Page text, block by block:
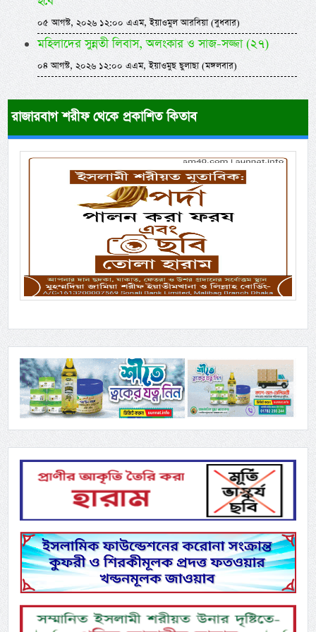
০৫ আগস্ট, ২০২৬ ১২:০০ এএম, ইয়াওমুল আরবিয়া (বুধবার)
মহিলাদের সুন্নতী লিবাস, অলংকার ও সাজ-সজ্জা (২৭)
০৪ আগস্ট, ২০২৬ ১২:০০ এএম, ইয়াওমুছ ছুলাছা (মঙ্গলবার)
রাজারবাগ শরীফ থেকে প্রকাশিত কিতাব